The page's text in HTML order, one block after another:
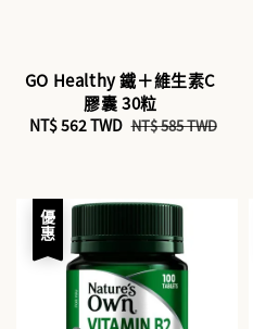
GO Healthy 鐵＋維生素C
膠囊 30粒
Sale
NT$ 562 TWD Regular
NT$ 585 TWD
優惠